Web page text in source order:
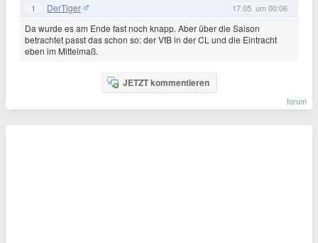
1 DerTiger 17.05. um 00:06
Da wurde es am Ende fast noch knapp. Aber über die Saison
betrachtet passt das schon so: der VfB in der CL und die Eintracht
eben im Mittelmaß.
JETZT kommentieren
forum